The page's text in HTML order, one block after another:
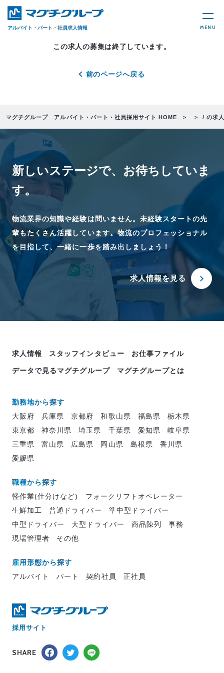
アルバイト・パート・社員求人情報 MENU
この求人の募集は終了しています。
前のページへ戻る
マグチグループ アルバイト・パート・社員採用サイト HOME / の求
新しいステージで、 お待ちしていま
す。
物流業界の知識や経験は問いません。未経験スタートの先
輩もたくさん活躍しています。物流のプロフェッショナル
を目指して、一緒に一歩を踏み出しましょう！
求人情報を見る
求人情報 スタッフインタビュー お仕事ファイル
データで見るマグチグループ マグチグループとは
勤務地から探す
大阪府
兵庫県 京都府 和歌山県 福島県
栃木県
東京都
神奈川県 埼玉県 千葉県 愛知県
岐阜県
三重県
富山県 広島県 岡山県 島根県
香川県
愛媛県
職種から探す
軽作業(仕分けなど)
フォークリフトオペレーター
生鮮加工
普通ドライバー
準中型ドライバー
中型ドライバー
大型ドライバー 商品陳列
事務
現場管理者
その他
雇用形態から探す
アルバイト
パート 契約社員 正社員
採用サイト
SHARE